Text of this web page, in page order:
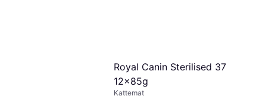
Royal Canin Sterilised 37
12x85g
Kattemat